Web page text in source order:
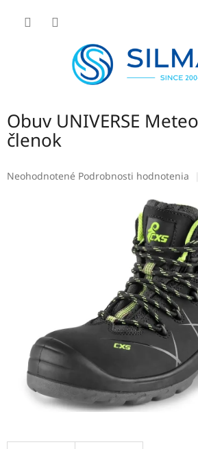
Obuv UNIVERSE
členok
Priemerné
Neohodnotené Podrobnosti hodnotenia